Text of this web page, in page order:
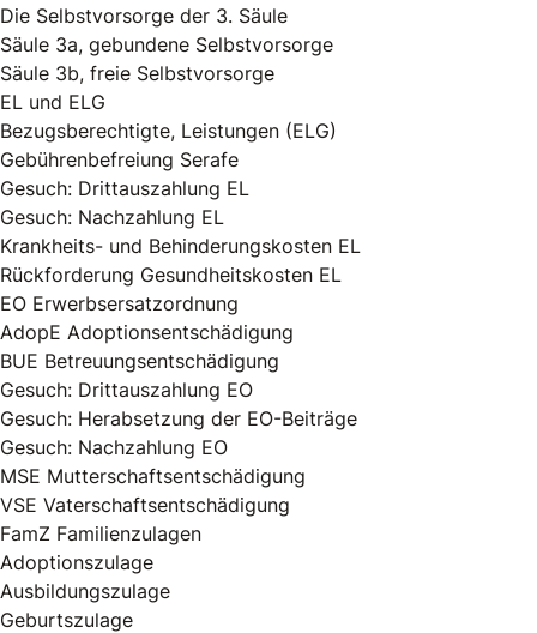
Die Selbstvorsorge der 3. Säule
Säule 3a, gebundene Selbstvorsorge
Säule 3b, freie Selbstvorsorge
EL und ELG
Bezugsberechtigte, Leistungen (ELG)
Gebührenbefreiung Serafe
Gesuch: Drittauszahlung EL
Gesuch: Nachzahlung EL
Krankheits- und Behinderungskosten EL
Rückforderung Gesundheitskosten EL
EO Erwerbsersatzordnung
AdopE Adoptionsentschädigung
BUE Betreuungsentschädigung
Gesuch: Drittauszahlung EO
Gesuch: Herabsetzung der EO-Beiträge
Gesuch: Nachzahlung EO
MSE Mutterschaftsentschädigung
VSE Vaterschaftsentschädigung
FamZ Familienzulagen
Adoptionszulage
Ausbildungszulage
Geburtszulage